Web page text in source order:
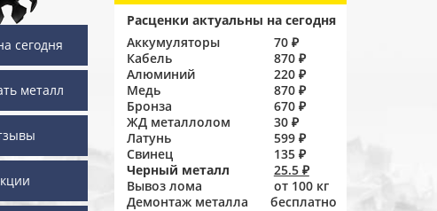
Расценки актуальны на сегодня
Аккумуляторы
70 ₽
Кабель
870 ₽
Алюминий
220 ₽
Медь
870 ₽
Бронза
670 ₽
ЖД металлолом
30 ₽
Латунь
599 ₽
Свинец
135 ₽
Черный металл
25.5 ₽
Вывоз лома
от 100 кг
Демонтаж металла
бесплатно
сегодня
металл